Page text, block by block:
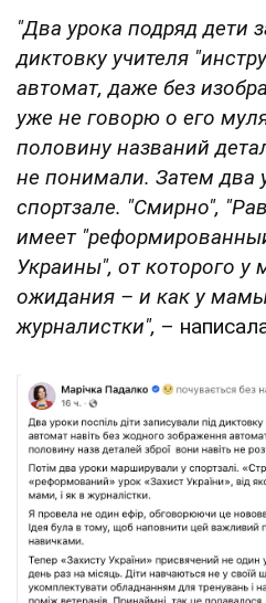
"Два урока подряд дети
диктовку учителя
автомат, даже без
уже не говорю о его
половину названий
не понимали. Затем два
спортзале. "Смирно",
имеет
Украины", от которого
ожидания – и как у
журналистки", –